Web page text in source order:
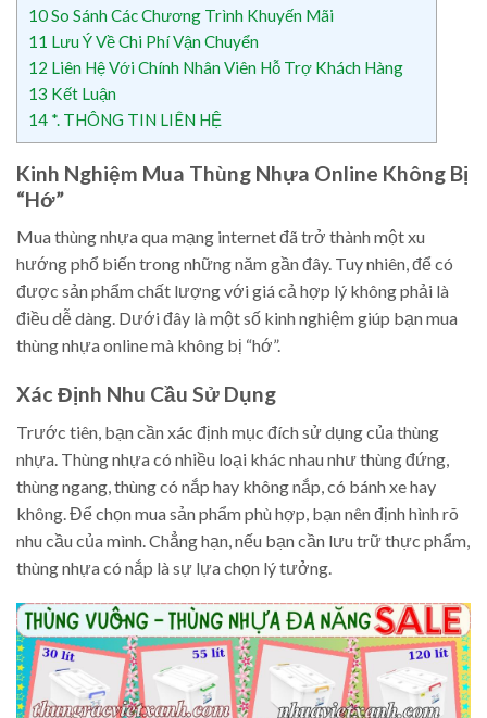
10So Sánh Các Chương Trình Khuyến Mãi
11 Lưu Ý Về Chi Phí Vận Chuyển
12 Liên Hệ Với Chính Nhân Viên Hỗ Trợ Khách Hàng
13 Kết Luận
14 *. THÔNG TIN LIÊN HỆ
Kinh Nghiệm Mua Thùng Nhựa Online Không Bị
“Hớ”
Mua thùng nhựa qua mạng internet đã trở thành một xu
hướng phổ biến trong những năm gần đây. Tuy nhiên, để có
được sản phẩm chất lượng với giá cả hợp lý không phải là
điều dễ dàng. Dưới đây là một số kinh nghiệm giúp bạn mua
thùng nhựa online mà không bị “hớ”.
Xác Định Nhu Cầu Sử Dụng
Trước tiên, bạn cần xác định mục đích sử dụng của thùng
nhựa. Thùng nhựa có nhiều loại khác nhau như thùng đứng,
thùng ngang, thùng có nắp hay không nắp, có bánh xe hay
không. Để chọn mua sản phẩm phù hợp, bạn nên định hình rõ
nhu cầu của mình. Chẳng hạn, nếu bạn cần lưu trữ thực phẩm,
thùng nhựa có nắp là sự lựa chọn lý tưởng.